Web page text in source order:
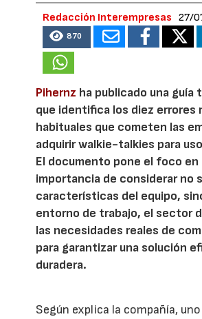
Redacción Interempresas 27/
870
Pihernz ha publicado una guía
que identifica los diez errores
habituales que cometen las
adquirir walkie-talkies para
El documento pone el foco en
importancia de considerar no
características del equipo,
entorno de trabajo, el sector
las necesidades reales de
para garantizar una solución
duradera.
Según explica la compañía,